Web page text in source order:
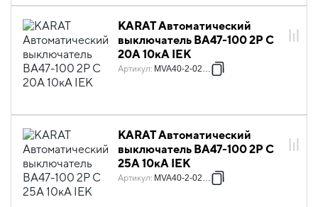
KARAT Автоматический
выключатель ВА47-100 2P C
20А 10кА IEK
Артикул: MVA40-2-020-C
KARAT Автоматический
выключатель ВА47-100 2P C
25А 10кА IEK
Артикул: MVA40-2-025-C